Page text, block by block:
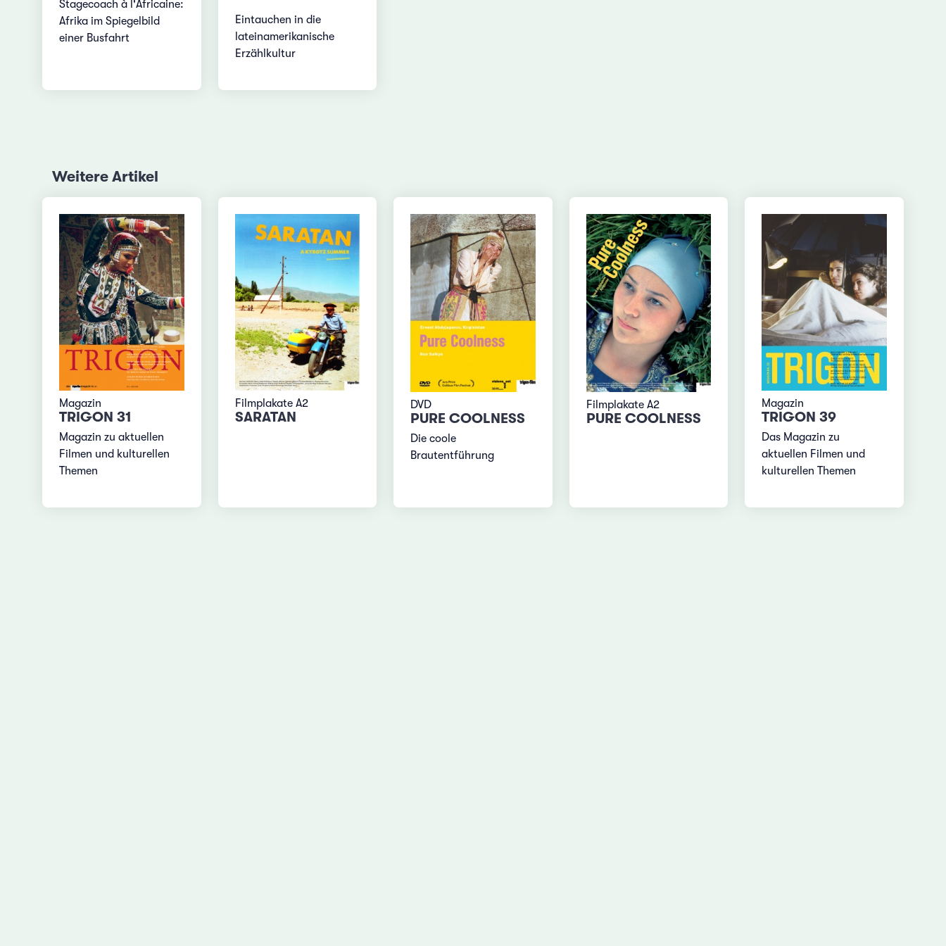
Stagecoach à l'Africaine:
Afrika im Spiegelbild
einer Busfahrt
Eintauchen in die
lateinamerikanische
Erzählkultur
Weitere Artikel
Magazin
TRIGON 31
Magazin zu aktuellen
Filmen und kulturellen
Themen
Filmplakate A2
SARATAN
DVD
PURE COOLNESS
Die coole
Brautentführung
Filmplakate A2
PURE COOLNESS
Magazin
TRIGON 39
Das Magazin zu
aktuellen Filmen und
kulturellen Themen